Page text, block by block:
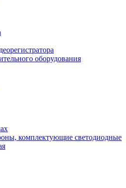
оборудования
комплектующие светодиодные